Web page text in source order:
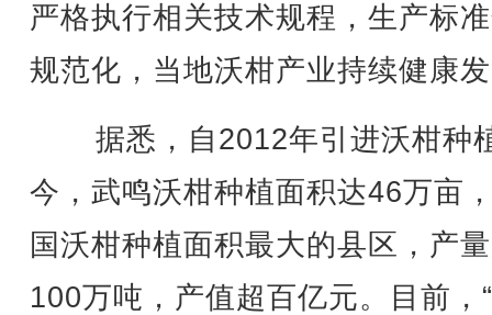
严格执行相关技术规程，生产标
规范化，当地沃柑产业持续健康
据悉，自2012年引进沃柑种
今，武鸣沃柑种植面积达46万亩
国沃柑种植面积最大的县区，产
100万吨，产值超百亿元。目前，